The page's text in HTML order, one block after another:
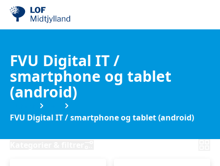
FVU Digital IT /
smartphone og tablet
(android)
FVU Digital IT / smartphone og tablet (android)